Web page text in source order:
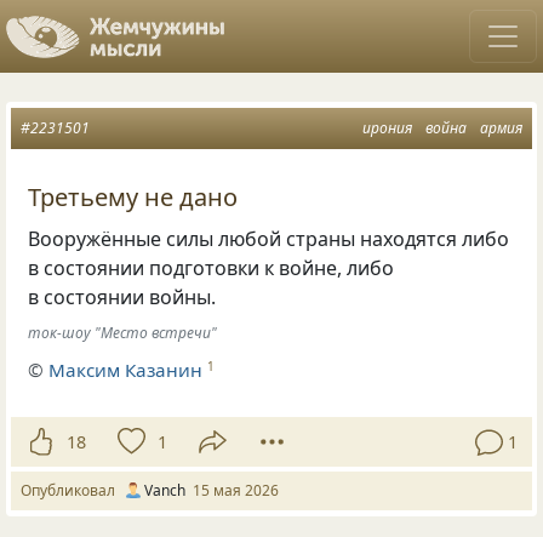
ирония война армия
#2231501
Третьему не дано
Вооружённые силы любой страны находятся либо
в состоянии подготовки к войне, либо
в состоянии войны.
ток-шоу "Место встречи"
© Максим Казанин 1
18 1 1
Опубликовал Vanch 15 мая 2026